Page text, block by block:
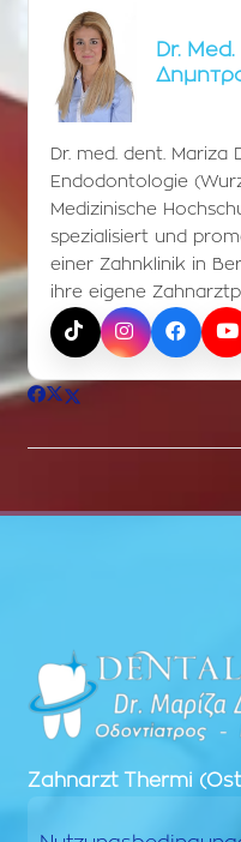
Dr.
Dr. med. dent.
Endodontologie
Medizinische
spezialisiert und
einer Zahnklinik in
ihre eigene
TikTokInstagram
Zahnarzt Thermi